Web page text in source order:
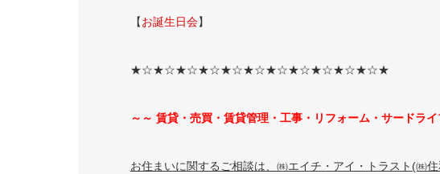
【お誕生日会】
★☆★☆★☆★☆★☆★☆★☆★☆★☆★☆★☆★
～～ 賃貸・売買・賃貸管理・工事・リフォーム・サードライ
お住まいに関するご相談は、㈱エイチ・アイ・トラスト(㈱住